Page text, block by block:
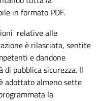
in formato PDF.
relative alle
è rilasciata, sentite
e dandone
pubblica sicurezza. Il
adottato almeno sette
la